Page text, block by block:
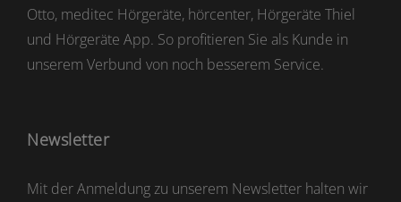
Otto, meditec Hörgeräte, hörcenter, Hörgeräte Thiel
und Hörgeräte App. So profitieren Sie als Kunde in
unserem Verbund von noch besserem Service.
Newsletter
Mit der Anmeldung zu unserem Newsletter halten wir